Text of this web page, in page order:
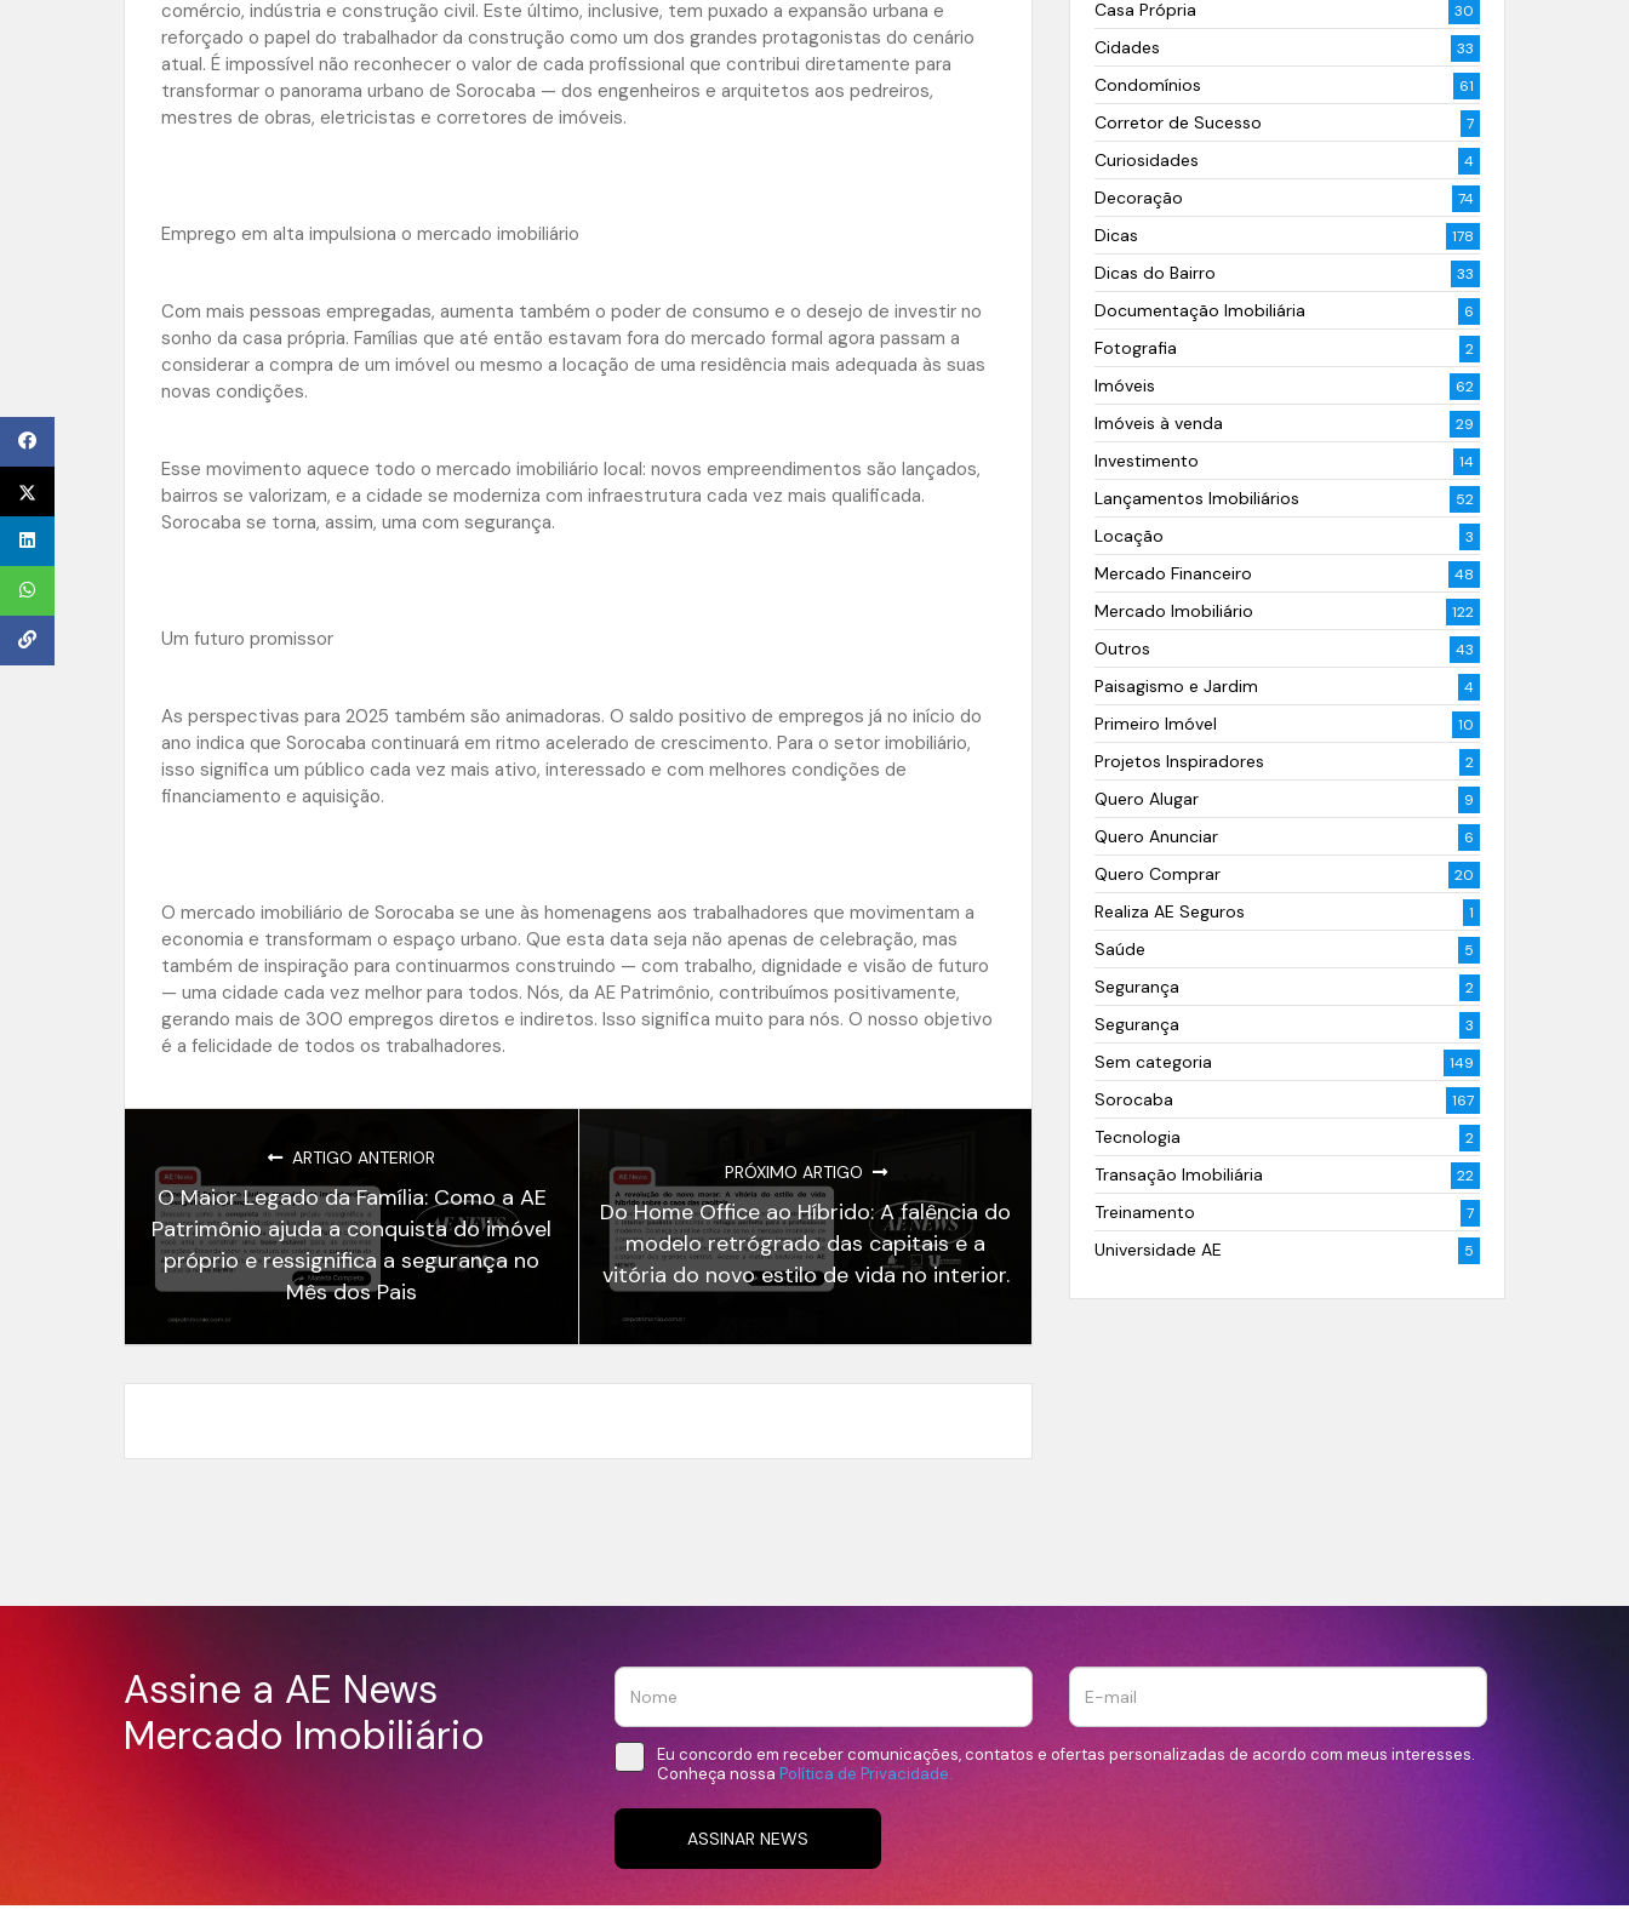
comércio, indústria e construção civil. Este último, inclusive, tem puxado a expansão urbana e
reforçado o papel do trabalhador da construção como um dos grandes protagonistas do cenário
atual. É impossível não reconhecer o valor de cada profissional que contribui diretamente para
transformar o panorama urbano de Sorocaba — dos engenheiros e arquitetos aos pedreiros,
mestres de obras, eletricistas e corretores de imóveis.
Emprego em alta impulsiona o mercado imobiliário
Com mais pessoas empregadas, aumenta também o poder de consumo e o desejo de investir no
sonho da casa própria. Famílias que até então estavam fora do mercado formal agora passam a
considerar a compra de um imóvel ou mesmo a locação de uma residência mais adequada às suas
novas condições.
Esse movimento aquece todo o mercado imobiliário local: novos empreendimentos são lançados,
bairros se valorizam, e a cidade se moderniza com infraestrutura cada vez mais qualificada.
Sorocaba se torna, assim, uma com segurança.
Um futuro promissor
As perspectivas para 2025 também são animadoras. O saldo positivo de empregos já no início do
ano indica que Sorocaba continuará em ritmo acelerado de crescimento. Para o setor imobiliário,
isso significa um público cada vez mais ativo, interessado e com melhores condições de
financiamento e aquisição.
O mercado imobiliário de Sorocaba se une às homenagens aos trabalhadores que movimentam a
economia e transformam o espaço urbano. Que esta data seja não apenas de celebração, mas
também de inspiração para continuarmos construindo — com trabalho, dignidade e visão de futuro
— uma cidade cada vez melhor para todos. Nós, da AE Patrimônio, contribuímos positivamente,
gerando mais de 300 empregos diretos e indiretos. Isso significa muito para nós. O nosso objetivo
é a felicidade de todos os trabalhadores.
ARTIGO ANTERIOR
O Maior Legado da Família: Como a AE
Patrimônio ajuda a conquista do imóvel
próprio e ressignifica a segurança no
Mês dos Pais
PRÓXIMO ARTIGO
Do Home Office ao Híbrido: A falência do
modelo retrógrado das capitais e a
vitória do novo estilo de vida no interior.
Casa Própria 30
Cidades 33
Condomínios 61
Corretor de Sucesso 7
Curiosidades 4
Decoração 74
Dicas 178
Dicas do Bairro 33
Documentação Imobiliária 6
Fotografia 2
Imóveis 62
Imóveis à venda 29
Investimento 14
Lançamentos Imobiliários 52
Locação 3
Mercado Financeiro 48
Mercado Imobiliário 122
Outros 43
Paisagismo e Jardim 4
Primeiro Imóvel 10
Projetos Inspiradores 2
Quero Alugar 9
Quero Anunciar 6
Quero Comprar 20
Realiza AE Seguros 1
Saúde 5
Segurança 2
Segurança 3
Sem categoria 149
Sorocaba 167
Tecnologia 2
Transação Imobiliária 22
Treinamento 7
Universidade AE 5
Assine a AE News
Mercado Imobiliário
Eu concordo em receber comunicações, contatos e ofertas personalizadas de acordo com meus interesses.
Conheça nossa Política de Privacidade.
ASSINAR NEWS